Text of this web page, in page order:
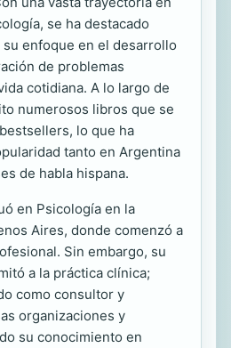
se ha destacado
enfoque en el desarrollo
de problemas
cotidiana. A lo largo de
numerosos libros que se
lo que ha
tanto en Argentina
de habla hispana.
en Psicología en la
Aires, donde comenzó a
Sin embargo, su
a la práctica clínica;
como consultor y
organizaciones y
su conocimiento en